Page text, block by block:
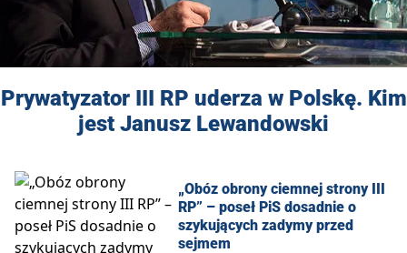
Prywatyzator III RP uderza w Polskę. Kim
jest Janusz Lewandowski
„Obóz obrony ciemnej strony III
RP” – poseł PiS dosadnie o
szykujących zadymy przed
sejmem